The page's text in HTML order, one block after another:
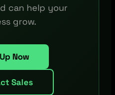
can help your
grow.
Now
Sales